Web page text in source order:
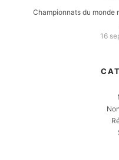
Championnats du monde
16